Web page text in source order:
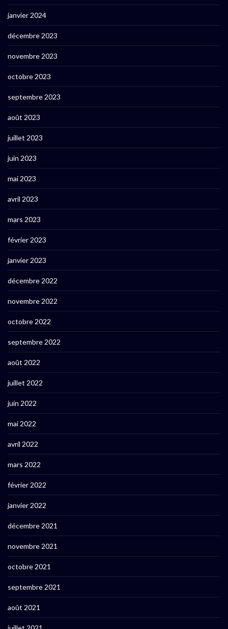
janvier 2024
décembre 2023
novembre 2023
octobre 2023
septembre 2023
août 2023
juillet 2023
juin 2023
mai 2023
avril 2023
mars 2023
février 2023
janvier 2023
décembre 2022
novembre 2022
octobre 2022
septembre 2022
août 2022
juillet 2022
juin 2022
mai 2022
avril 2022
mars 2022
février 2022
janvier 2022
décembre 2021
novembre 2021
octobre 2021
septembre 2021
août 2021